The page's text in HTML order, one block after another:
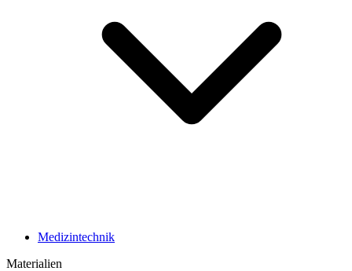
Medizintechnik
Materialien